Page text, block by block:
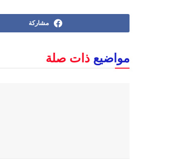
مشاركة
مواضيع ذات صلة